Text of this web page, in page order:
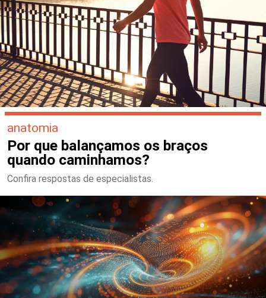
anatomia
Por que balançamos os braços
quando caminhamos?
Confira respostas de especialistas.